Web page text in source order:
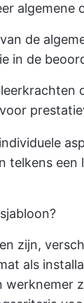
algemene
de
in de
telkens
zijn,
als
werknemer